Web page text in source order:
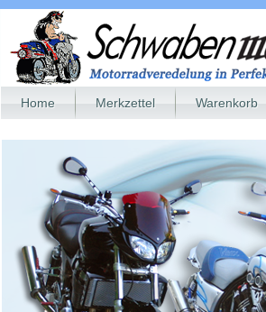
Home Merkzettel Warenkorb